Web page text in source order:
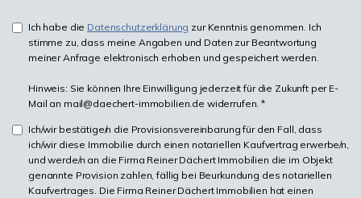
Ich habe die Datenschutzerklärung zur Kenntnis genommen. Ich
stimme zu, dass meine Angaben und Daten zur Beantwortung
meiner Anfrage elektronisch erhoben und gespeichert werden.
Hinweis: Sie können Ihre Einwilligung jederzeit für die Zukunft per E-
Mail an mail@daechert-immobilien.de widerrufen. *
Ich/wir bestätige/n die Provisionsvereinbarung für den Fall, dass
ich/wir diese Immobilie durch einen notariellen Kaufvertrag erwerbe/n,
und werde/n an die Firma Reiner Dächert Immobilien die im Objekt
genannte Provision zahlen, fällig bei Beurkundung des notariellen
Kaufvertrages. Die Firma Reiner Dächert Immobilien hat einen